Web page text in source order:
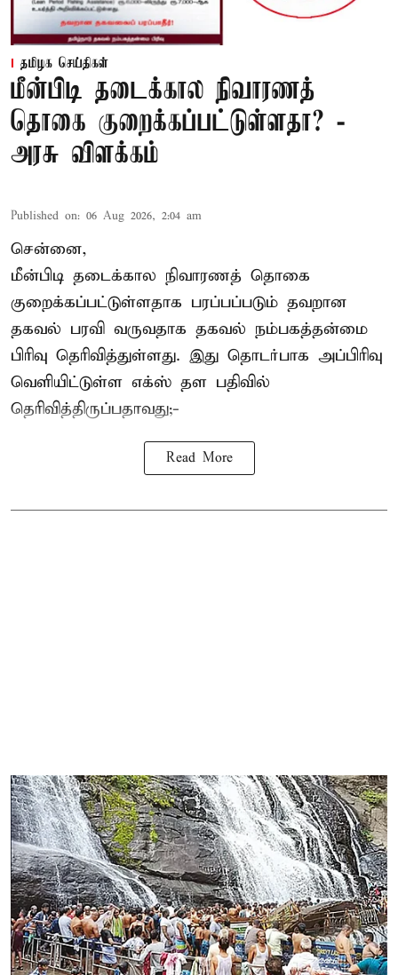
தமிழக செய்திகள்
மீன்பிடி தடைக்கால நிவாரணத்
தொகை குறைக்கப்பட்டுள்ளதா? -
அரசு விளக்கம்
Published on: 06 Aug 2026, 2:04 am
சென்னை,
மீன்பிடி தடைக்கால நிவாரணத் தொகை
குறைக்கப்பட்டுள்ளதாக பரப்பப்படும் தவறான
தகவல் பரவி வருவதாக தகவல் நம்பகத்தன்மை
பிரிவு தெரிவித்துள்ளது. இது தொடர்பாக அப்பிரிவு
வெளியிட்டுள்ள எக்ஸ் தள பதிவில்
தெரிவித்திருப்பதாவது;-
Read More